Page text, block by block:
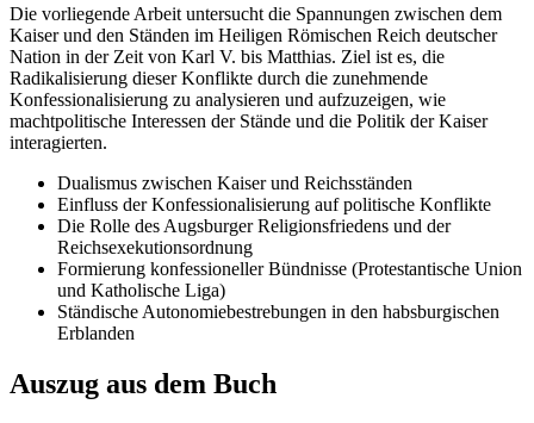
Die vorliegende Arbeit untersucht die Spannungen zwischen dem
Kaiser und den Ständen im Heiligen Römischen Reich deutscher
Nation in der Zeit von Karl V. bis Matthias. Ziel ist es, die
Radikalisierung dieser Konflikte durch die zunehmende
Konfessionalisierung zu analysieren und aufzuzeigen, wie
machtpolitische Interessen der Stände und die Politik der Kaiser
interagierten.
Dualismus zwischen Kaiser und Reichsständen
Einfluss der Konfessionalisierung auf politische Konflikte
Die Rolle des Augsburger Religionsfriedens und der
Reichsexekutionsordnung
Formierung konfessioneller Bündnisse (Protestantische Union
und Katholische Liga)
Ständische Autonomiebestrebungen in den habsburgischen
Erblanden
Auszug aus dem Buch